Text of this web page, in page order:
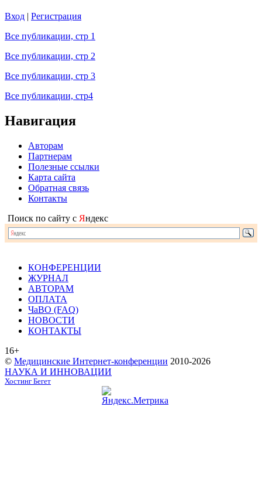
Вход | Регистрация
Все публикации, стр 1
Все публикации, стр 2
Все публикации, стр 3
Все публикации, стр4
Навигация
Авторам
Партнерам
Полезные ссылки
Карта сайта
Обратная связь
Контакты
Поиск по сайту с Яндекс
КОНФЕРЕНЦИИ
ЖУРНАЛ
АВТОРАМ
ОПЛАТА
ЧаВО (FAQ)
НОВОСТИ
КОНТАКТЫ
16+
© Медицинские Интернет-конференции 2010-2026
НАУКА И ИННОВАЦИИ
Хостинг Бегет